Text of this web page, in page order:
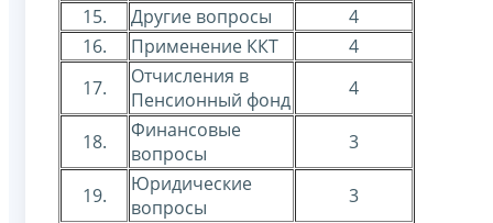
15. Другие вопросы
4
16.
Применение ККТ
4
17.
Отчисления в
Пенсионный фонд
4
18.
Финансовые
вопросы
3
19.
Юридические
вопросы
3